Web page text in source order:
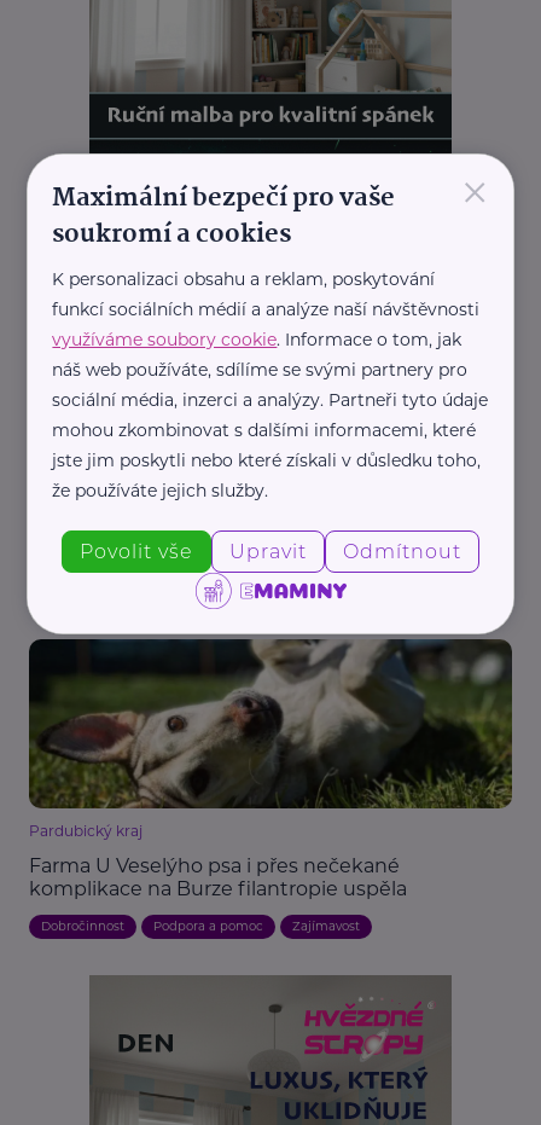
REKLAMA
Související články
Pardubický kraj
Farma U Veselýho psa i přes nečekané
komplikace na Burze filantropie uspěla
Dobročinnost Podpora a pomoc Zajímavost
×
Maximální bezpečí pro vaše
soukromí a cookies
K personalizaci obsahu a reklam, poskytování
funkcí sociálních médií a analýze naší návštěvnosti
využíváme soubory cookie. Informace o tom, jak
náš web používáte, sdílíme se svými partnery pro
sociální média, inzerci a analýzy. Partneři tyto údaje
mohou zkombinovat s dalšími informacemi, které
jste jim poskytli nebo které získali v důsledku toho,
že používáte jejich služby.
Povolit vše Upravit Odmítnout